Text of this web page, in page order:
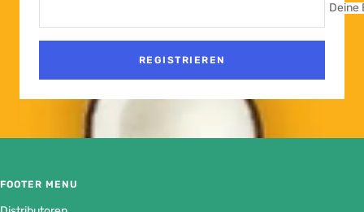
Deine
REGISTRIEREN
FOOTER MENU